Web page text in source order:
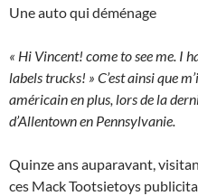
Une auto qui déménage
« Hi Vincent! come to see me. I
labels trucks! » C’est ainsi que
américain en plus, lors de la
d’Allentown en Pennsylvanie.
Quinze ans auparavant,
ces Mack Tootsietoys